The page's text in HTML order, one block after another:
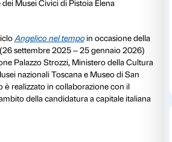
da Fiesole dell’Ordine de’
Vasari. Le Viteè il percorso di
Federico Tiezzi dedica alle
degli artisti in confessioni
Nel video da lui firmato
persona – incarnato da
interpretata da Leda